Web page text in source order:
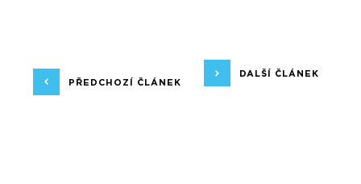
PŘEDCHOZÍ ČLÁNEK
DALŠÍ ČLÁNEK